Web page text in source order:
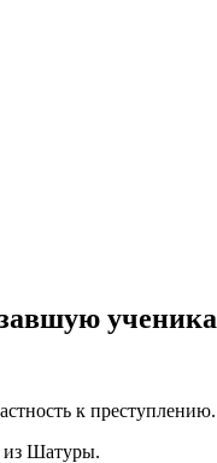
ученика
к преступлению.
из Шатуры.